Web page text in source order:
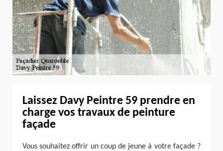
Laissez Davy Peintre 59 prendre en
charge vos travaux de peinture
façade
Vous souhaitez offrir un coup de jeune à votre façade ?